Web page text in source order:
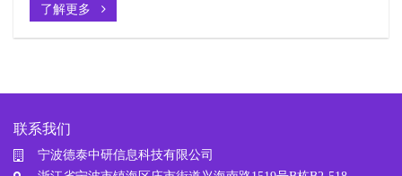
了解更多
联系我们
宁波德泰中研信息科技有限公司